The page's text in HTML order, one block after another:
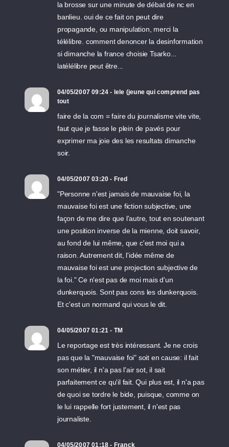
la brosse sur une minute de débat de nc en
banlieu. oui de ce fait on peut dire
propagande, ou manipulation, merci la
télélibre. comment denoncer la desinformation
si dimanche la france choisie Tsarko...
latélélibre peut être...
04/05/2007 09:24 - lele (jeune qui comprend pas
tout
faire de la com = faire du journalisme vite vite,
faut que je fasse le plein de pavés pour
exprimer ma joie des les resultats dimanche
soir.
04/05/2007 03:20 - Fred
"Personne n'est jamais de mauvaise foi, la
mauvaise foi est une fiction subjective, une
façon de me dire que l'autre, tout en soutenant
une position inverse de la mienne, doit savoir,
au fond de lui même, que c'est moi qui a
raison. Autrement dit, l'idée même de
mauvaise foi est une projection subjective de
la foi." Ce n'est pas de moi mais d'un
dunkerquois. Sont pas cons les dunkerquois.
Et c'est un normand qui vous le dit.
04/05/2007 01:21 - TM
Le reportage est très intéressant. Je ne crois
pas que la "mauvaise foi" soit en cause: il fait
son métier, il n'a pas l'air sot, il sait
parfaitement ce qu'il fait. Qui plus est, il n'a pas
de quoi se tordre le bide, puisque, comme on
le lui rappelle fort justement, il n'est pas
journaliste.
04/05/2007 01:18 - Franck